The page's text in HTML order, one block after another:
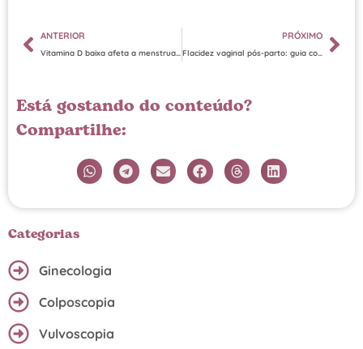
ANTERIOR
Vitamina D baixa afeta a menstruação: o que você precisa saber
PRÓXIMO
Flacidez vaginal pós-parto: guia completo de tratamentos e reabilitação
Está gostando do conteúdo?
Compartilhe:
Categorias
Ginecologia
Colposcopia
Vulvoscopia